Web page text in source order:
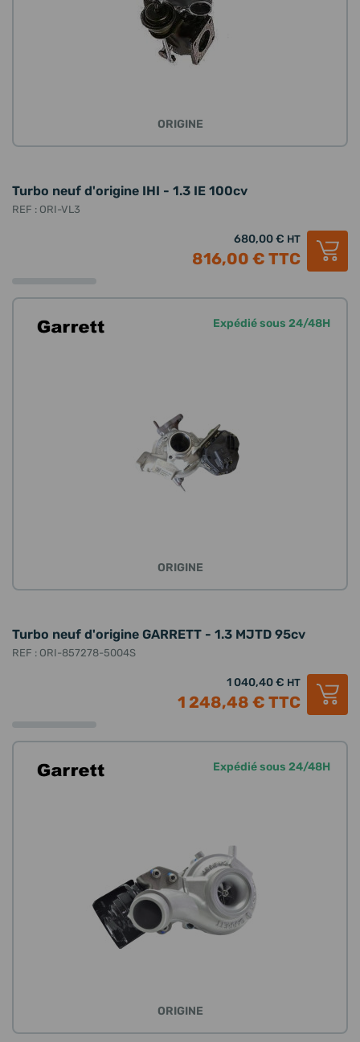
ORIGINE
Turbo neuf d'origine IHI - 1.3 IE 100cv
REF : ORI-VL3
680,00 € HT
816,00 € TTC
Expédié sous 24/48H
ORIGINE
Turbo neuf d'origine GARRETT - 1.3 MJTD 95cv
REF : ORI-857278-5004S
1 040,40 € HT
1 248,48 € TTC
Expédié sous 24/48H
ORIGINE